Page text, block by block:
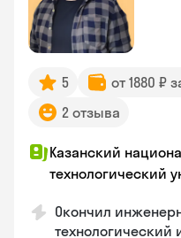
5 от 1880 ₽
2 отзыва
Казанский
технологический
Окончил
технологический